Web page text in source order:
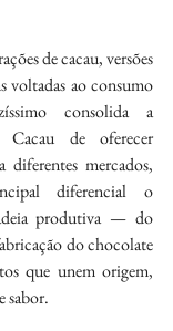
de cacau, versões
voltadas ao consumo
consolida a
Cacau de oferecer
diferentes mercados,
diferencial o
produtiva — do
do chocolate
que unem origem,
sabor.